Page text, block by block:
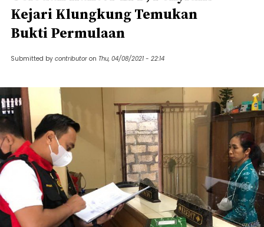
Kejari Klungkung Temukan
Bukti Permulaan
Submitted by contributor on Thu, 04/08/2021 - 22:14